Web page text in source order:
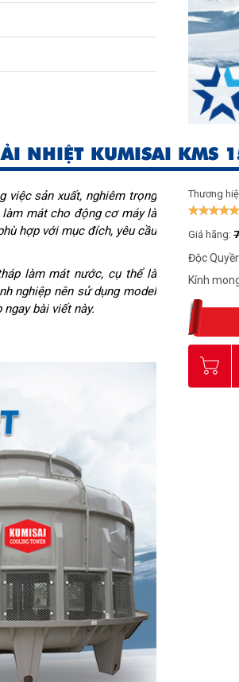
NHIỆT KUMISAI KMS
việc sản xuất, nghiêm trọng
mát cho động cơ máy là
hợp với mục đích, yêu cầu
làm mát nước, cụ thể là
nghiệp nên sử dụng model
bài viết này.
Thương
Giá hãng:
Độc
Kính